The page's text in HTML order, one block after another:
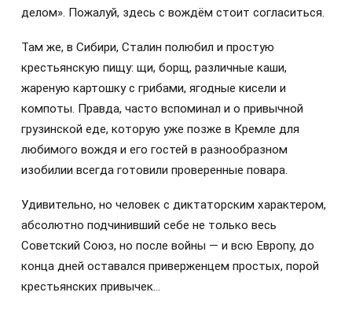
делом». Пожалуй, здесь с вождём стоит согласиться.
Там же, в Сибири, Сталин полюбил и простую
крестьянскую пищу: щи, борщ, различные каши,
жареную картошку с грибами, ягодные кисели и
компоты. Правда, часто вспоминал и о привычной
грузинской еде, которую уже позже в Кремле для
любимого вождя и его гостей в разнообразном
изобилии всегда готовили проверенные повара.
Удивительно, но человек с диктаторским характером,
абсолютно подчинивший себе не только весь
Советский Союз, но после войны — и всю Европу, до
конца дней оставался приверженцем простых, порой
крестьянских привычек…